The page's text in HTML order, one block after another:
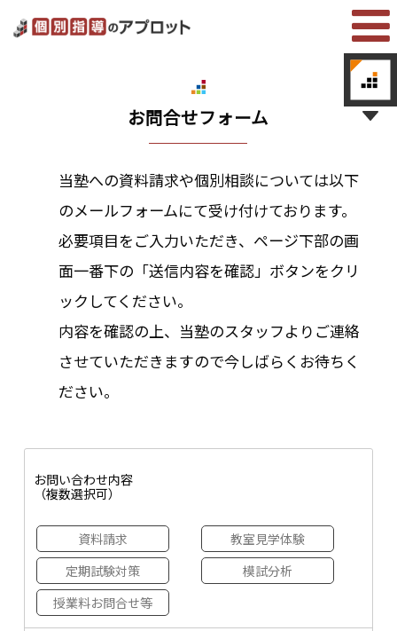
お問合せフォーム
当塾への資料請求や個別相談については以下
のメールフォームにて受け付けております。
必要項目をご入力いただき、ページ下部の画
面一番下の「送信内容を確認」ボタンをクリ
ックしてください。
内容を確認の上、当塾のスタッフよりご連絡
させていただきますので今しばらくお待ちく
ださい。
お問い合わせ内容
（複数選択可）
資料請求
教室見学体験
定期試験対策
模試分析
授業料お問合せ等